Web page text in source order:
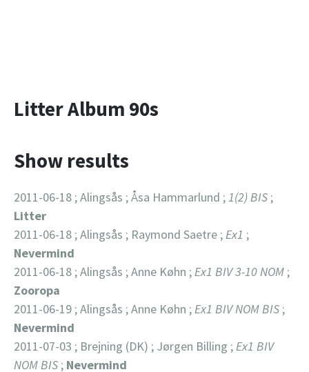
Litter Album 90s
Show results
2011-06-18 ; Alingsås ; Åsa Hammarlund ;1(2) BIS ;
Litter
2011-06-18 ; Alingsås ; Raymond Saetre ;Ex1 ;
Nevermind
2011-06-18 ; Alingsås ; Anne Køhn ;Ex1 BIV 3-10 NOM ;
Zooropa
2011-06-19 ; Alingsås ; Anne Køhn ;Ex1 BIV NOM BIS ;
Nevermind
2011-07-03 ; Brejning (DK) ; Jørgen Billing ;Ex1 BIV
NOM BIS ; Nevermind